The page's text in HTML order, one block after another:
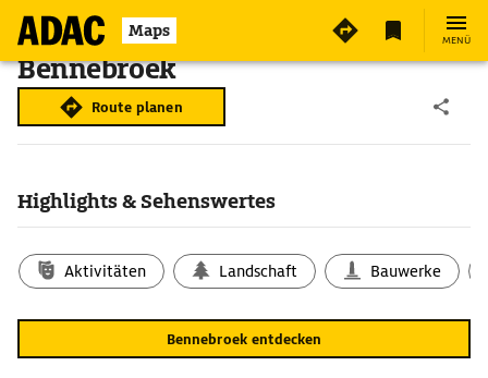
Maps MENÜ
Bennebroek
Route planen
Highlights & Sehenswertes
Aktivitäten Landschaft Bauwerke
Bennebroek entdecken